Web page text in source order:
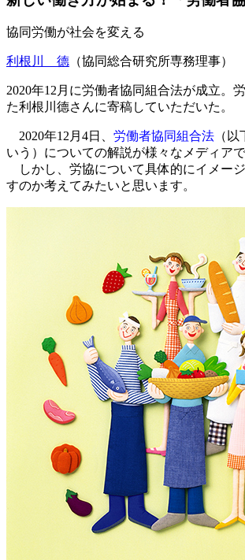
協同労働が社会を変える
利根川 德 （協同総合研究所専務理事）
2020年12月に労働者協同組合法が成立。
た利根川德さんに寄稿していただいた。
2020年12月4日、 労働者協同組合法 （
いう）についての解説が様々なメディア
しかし、労協について具体的にイメー
すのか考えてみたいと思います。